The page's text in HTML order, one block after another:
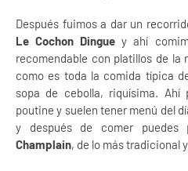
Después fuimos a dar un
Le Cochon Dingue y ahí
recomendable con platillos de la
como es toda la comida típica
sopa de cebolla, riquísima. Ahí
poutine y suelen tener menú del
y después de comer
Champlain, de lo más tradicional